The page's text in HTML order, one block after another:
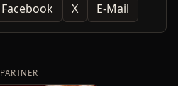
Facebook X E-Mail
PARTNER